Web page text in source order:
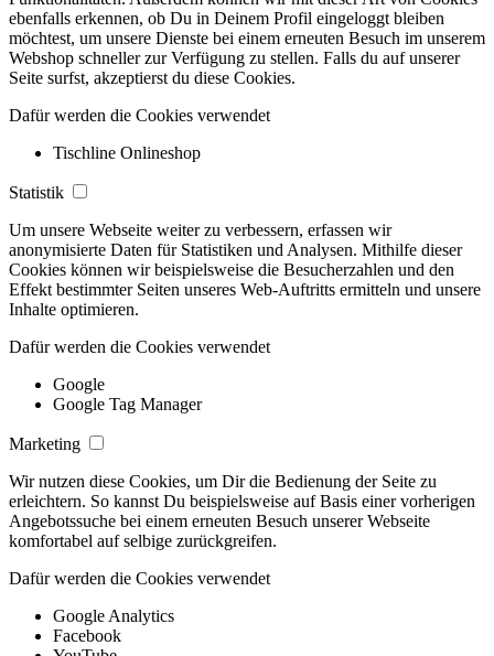
ebenfalls erkennen, ob Du in Deinem Profil eingeloggt bleiben
möchtest, um unsere Dienste bei einem erneuten Besuch im unserem
Webshop schneller zur Verfügung zu stellen. Falls du auf unserer
Seite surfst, akzeptierst du diese Cookies.
Dafür werden die Cookies verwendet
Tischline Onlineshop
Statistik
Um unsere Webseite weiter zu verbessern, erfassen wir
anonymisierte Daten für Statistiken und Analysen. Mithilfe dieser
Cookies können wir beispielsweise die Besucherzahlen und den
Effekt bestimmter Seiten unseres Web-Auftritts ermitteln und unsere
Inhalte optimieren.
Dafür werden die Cookies verwendet
Google
Google Tag Manager
Marketing
Wir nutzen diese Cookies, um Dir die Bedienung der Seite zu
erleichtern. So kannst Du beispielsweise auf Basis einer vorherigen
Angebotssuche bei einem erneuten Besuch unserer Webseite
komfortabel auf selbige zurückgreifen.
Dafür werden die Cookies verwendet
Google Analytics
Facebook